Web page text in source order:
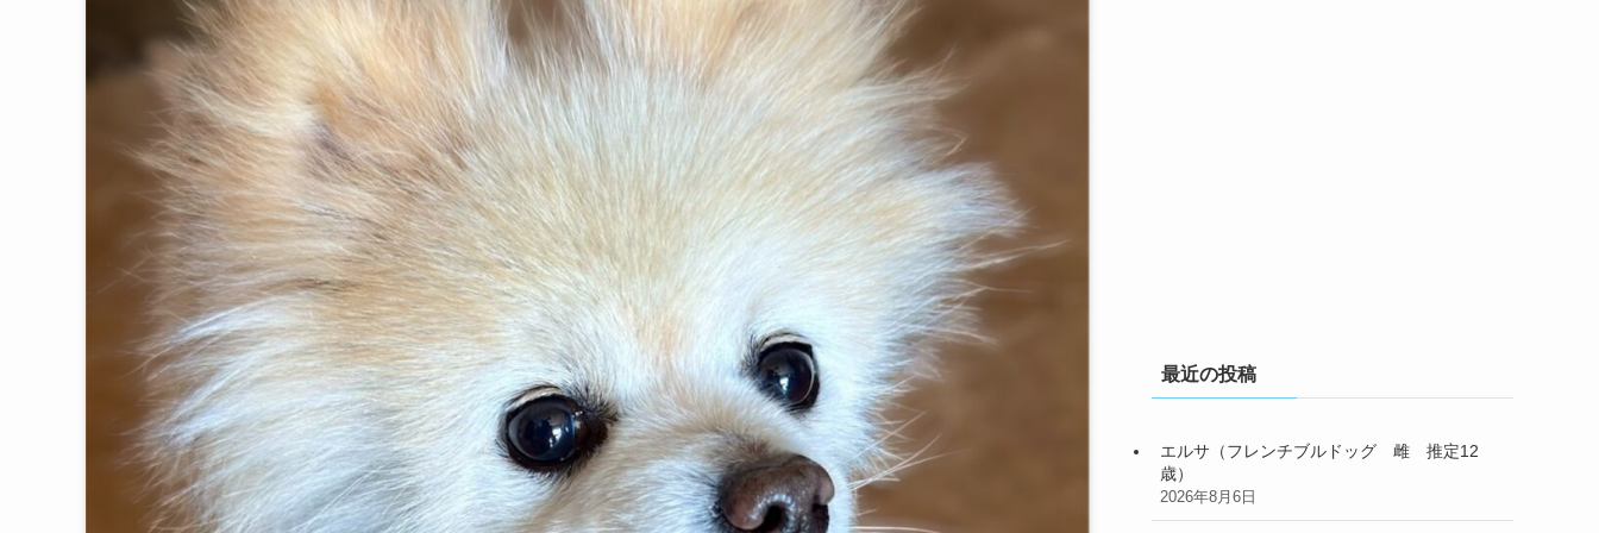
最近の投稿
エルサ（フレンチブルドッグ 雌 推定12
歳）
2026年8月6日